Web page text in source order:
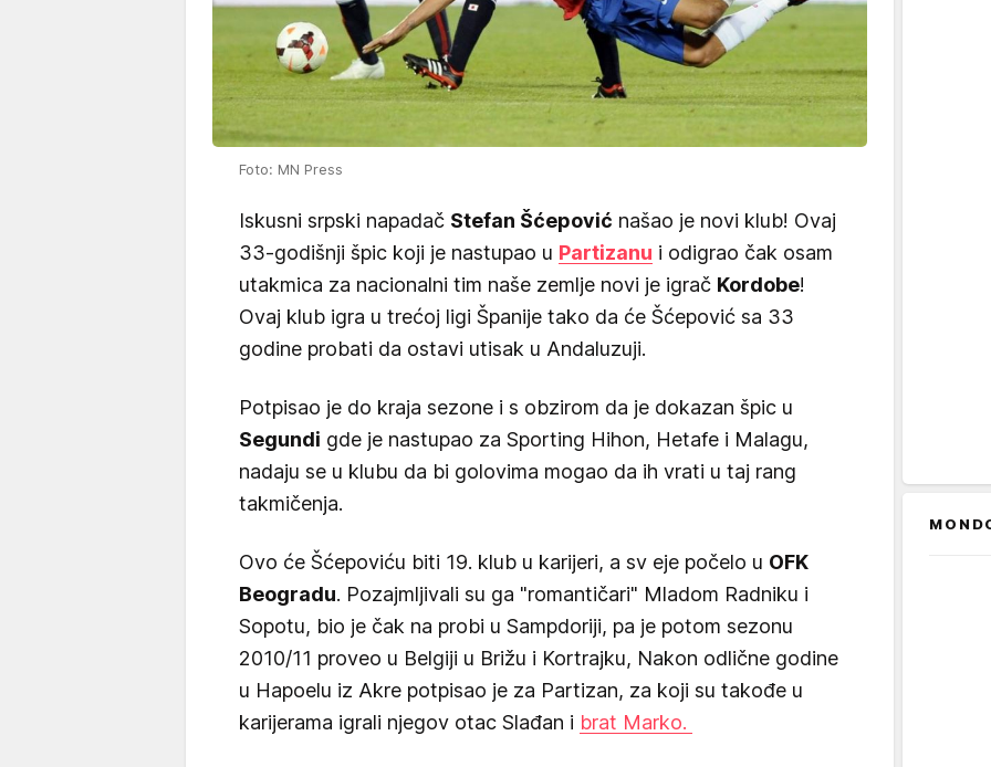
Foto: MN Press
Iskusni srpski napadač Stefan Šćepović našao je novi klub! Ovaj
33-godišnji špic koji je nastupao u Partizanu i odigrao čak osam
utakmica za nacionalni tim naše zemlje novi je igrač Kordobe!
Ovaj klub igra u trećoj ligi Španije tako da će Šćepović sa 33
godine probati da ostavi utisak u Andaluzuji.
Potpisao je do kraja sezone i s obzirom da je dokazan špic u
Segundi gde je nastupao za Sporting Hihon, Hetafe i Malagu,
nadaju se u klubu da bi golovima mogao da ih vrati u taj rang
takmičenja.
Ovo će Šćepoviću biti 19. klub u karijeri, a sv eje počelo u OFK
Beogradu. Pozajmljivali su ga "romantičari" Mladom Radniku i
Sopotu, bio je čak na probi u Sampdoriji, pa je potom sezonu
2010/11 proveo u Belgiji u Brižu i Kortrajku, Nakon odlične godine
u Hapoelu iz Akre potpisao je za Partizan, za koji su takođe u
karijerama igrali njegov otac Slađan i brat Marko.